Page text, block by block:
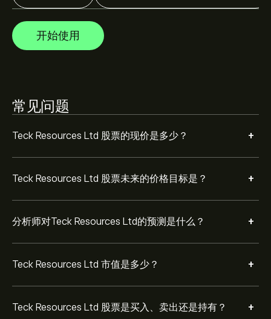
开始使用
常见问题
Teck Resources Ltd 股票的现价是多少？ +
Teck Resources Ltd 股票未来的价格目标是？ +
分析师对Teck Resources Ltd的预测是什么？ +
Teck Resources Ltd 市值是多少？ +
Teck Resources Ltd 市值为 ‎$‎32.4B 美元
Teck Resources Ltd 股票是买入、卖出还是持有？ +
根据 5 位分析师在过去三个月对 TECK 的建议，总体共识